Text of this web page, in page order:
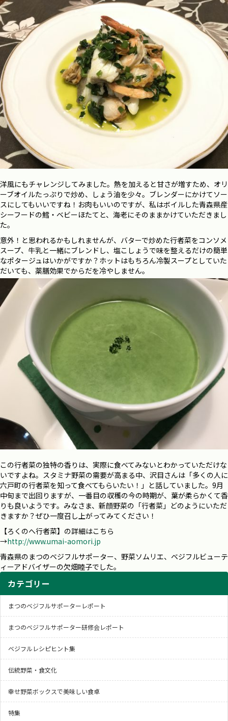
洋風にもチャレンジしてみました。熱を加えると甘さが増すため、オリ
ーブオイルたっぷりで炒め、しょう油を少々。ブレンダーにかけてソー
スにしてもいいですね！お肉もいいのですが、私はボイルした青森県産
シーフードの鱈・ベビーほたてと、海老にそのままかけていただきまし
た。
意外！と思われるかもしれませんが、バターで炒めた行者菜をコンソメ
スープ、牛乳と一緒にブレンドし、塩こしょうで味を整えるだけの簡単
なポタージュはいかがですか？ホットはもちろん冷製スープとしていた
だいても、薬膳効果でからだを冷やしません。
この行者菜の独特の香りは、実際に食べてみないとわかっていただけな
いですよね。スタミナ野菜の需要が高まる中、沢目さんは「多くの人に
六戸町の行者菜を知って食べてもらいたい！」と話していました。9月
中旬まで出回りますが、一番目の収穫の今の時期が、葉が柔らかくて香
りも良いようです。みなさま、新顔野菜の「行者菜」どのようにいただ
きますか？ぜひ一度召し上がってみてください！
【ろくのへ行者菜】の詳細はこちら
→http://www.umai-aomori.jp
青森県のまつのベジフルサポーター、野菜ソムリエ、ベジフルビューテ
ィーアドバイザーの欠畑睦子でした。
カテゴリー
まつのベジフルサポーターレポート
まつのベジフルサポーター研修会レポート
ベジフルレシピヒント集
伝統野菜・食文化
幸せ野菜ボックスで美味しい食卓
特集